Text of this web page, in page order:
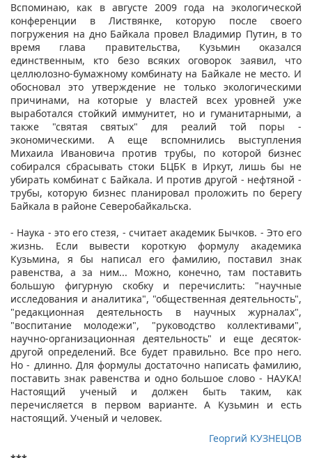
Вспоминаю, как в августе 2009 года на экологической
конференции в Листвянке, которую после своего
погружения на дно Байкала провел Владимир Путин, в то
время глава правительства, Кузьмин оказался
единственным, кто безо всяких оговорок заявил, что
целлюлозно-бумажному комбинату на Байкале не место. И
обосновал это утверждение не только экологическими
причинами, на которые у властей всех уровней уже
выработался стойкий иммунитет, но и гуманитарными, а
также "святая святых" для реалий той поры -
экономическими. А еще вспомнились выступления
Михаила Ивановича против трубы, по которой бизнес
собирался сбрасывать стоки БЦБК в Иркут, лишь бы не
убирать комбинат с Байкала. И против другой - нефтяной -
трубы, которую бизнес планировал проложить по берегу
Байкала в районе Северобайкальска.
- Наука - это его стезя, - считает академик Бычков. - Это его
жизнь. Если вывести короткую формулу академика
Кузьмина, я бы написал его фамилию, поставил знак
равенства, а за ним... Можно, конечно, там поставить
большую фигурную скобку и перечислить: "научные
исследования и аналитика", "общественная деятельность",
"редакционная деятельность в научных журналах",
"воспитание молодежи", "руководство коллективами",
научно-организационная деятельность" и еще десяток-
другой определений. Все будет правильно. Все про него.
Но - длинно. Для формулы достаточно написать фамилию,
поставить знак равенства и одно большое слово - НАУКА!
Настоящий ученый и должен быть таким, как
перечисляется в первом варианте. А Кузьмин и есть
настоящий. Ученый и человек.
Георгий КУЗНЕЦОВ